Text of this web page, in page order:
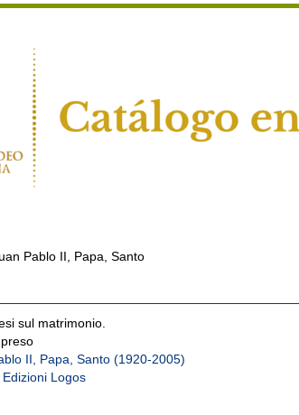
Pablo II, Papa, Santo
sul matrimonio.
II, Papa, Santo (1920-2005)
Logos